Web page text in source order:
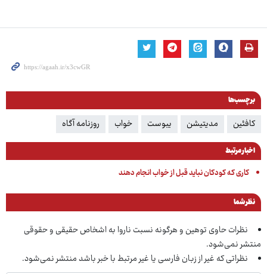
برچسب‌ها
کافئین مدیتیشن یبوست خواب روزنامه آگاه
اخبار مرتبط
کاری که کودکان نباید قبل از خواب انجام دهند
نظر شما
نظرات حاوی توهین و هرگونه نسبت ناروا به اشخاص حقیقی و حقوقی
منتشر نمی‌شود.
نظراتی که غیر از زبان فارسی یا غیر مرتبط با خبر باشد منتشر نمی‌شود.